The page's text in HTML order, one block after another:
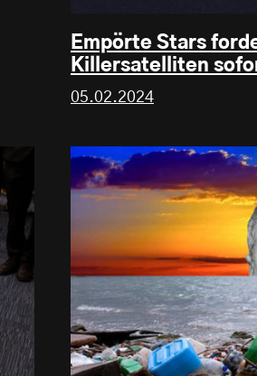
Empörte Stars
Killersatelliten
05.02.2024